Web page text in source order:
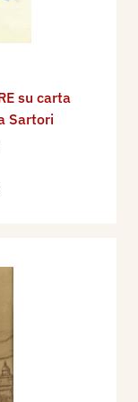
su carta
Sartori